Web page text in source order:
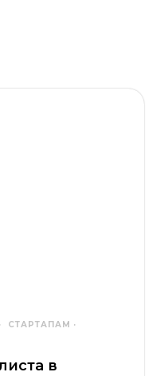
СТАРТАПАМ
в